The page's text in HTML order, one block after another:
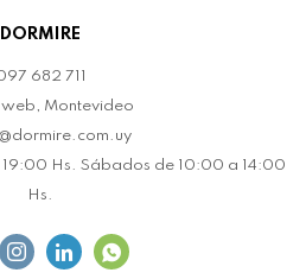
DORMIRE
682 711
web, Montevideo
19:00 Hs. Sábados de 10:00 a 14:00
Hs.
  